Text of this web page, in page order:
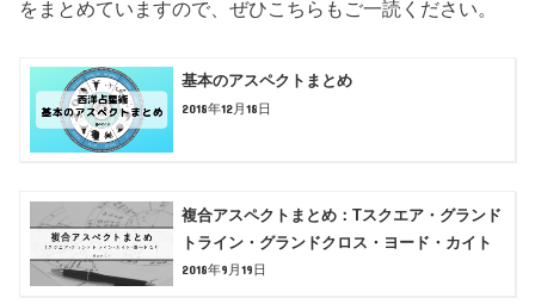
をまとめていますので、ぜひこちらもご一読ください。
基本のアスペクトまとめ
2018年12月18日
複合アスペクトまとめ：Tスクエア・グランド
トライン・グランドクロス・ヨード・カイト
2018年9月19日